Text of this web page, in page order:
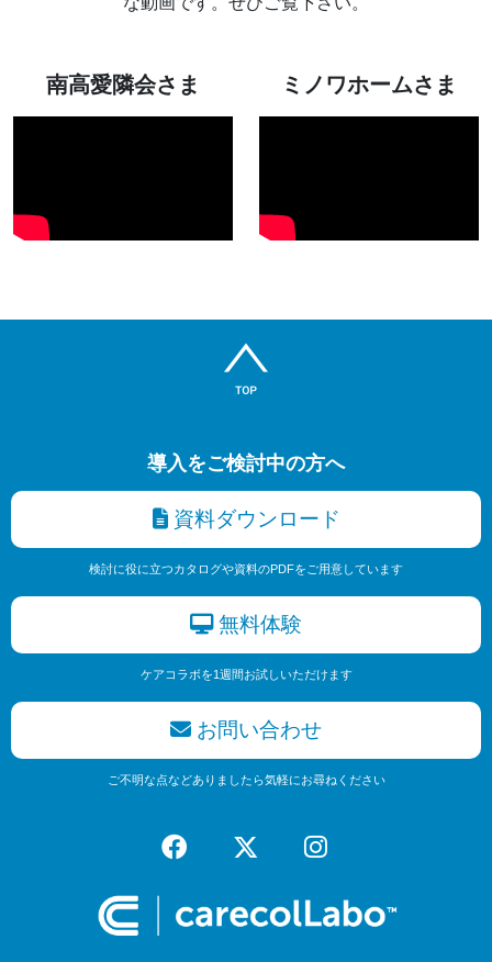
南高愛隣会さま ミノワホームさま
導入をご検討中の方へ
資料ダウンロード
検討に役に立つカタログや資料のPDFをご用意しています
無料体験
ケアコラボを1週間お試しいただけます
お問い合わせ
ご不明な点などありましたら気軽にお尋ねください